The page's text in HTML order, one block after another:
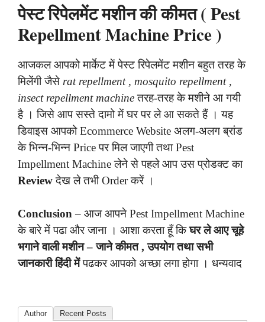
पेस्ट रिपेलमेंट मशीन की कीमत ( Pest
Repellment Machine Price )
आजकल आपको मार्केट में पेस्ट रिपेलमेंट मशीन बहुत तरह के
मिलेंगी जैसे rat repellment , mosquito repellment ,
insect repellment machine तरह-तरह के मशीने आ गयी
है । जिसे आप सस्ते दामो में घर पर ले आ सकते हैं । यह
डिवाइस आपको Ecommerce Website अलग-अलग ब्रांड
के भिन्न-भिन्न Price पर मिल जाएगी तथा Pest
Impellment Machine लेने से पहले आप उस प्रोडक्ट का
Reviewदेख ले तभी Order करें ।
Conclusion – आज आपने Pest Impellment Machine
के बारे में पढा और जाना । आशा करता हूँ किघर ले आए चूहे
भगाने वाली मशीन – जाने कीमत , उपयोग तथा सभी
जानकारी हिंदी मेंपढकर आपको अच्छा लगा होगा । धन्यवाद
Author Recent Posts